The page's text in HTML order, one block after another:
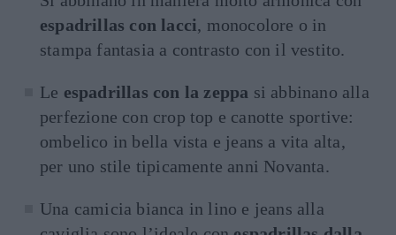
espadrillas con lacci, monocolore o in
stampa fantasia a contrasto con il vestito.
Le espadrillas con la zeppa si abbinano alla
perfezione con crop top e canotte sportive:
ombelico in bella vista e jeans a vita alta,
per uno stile tipicamente anni Novanta.
Una camicia bianca in lino e jeans alla